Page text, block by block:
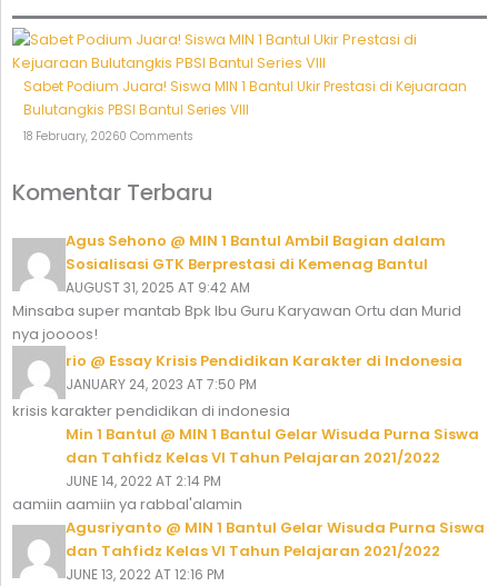
Sabet Podium Juara! Siswa MIN 1 Bantul Ukir Prestasi di Kejuaraan
Bulutangkis PBSI Bantul Series VIII
18 February, 20260 Comments
Komentar Terbaru
Agus Sehono @ MIN 1 Bantul Ambil Bagian dalam
Sosialisasi GTK Berprestasi di Kemenag Bantul
AUGUST 31, 2025 AT 9:42 AM
Minsaba super mantab Bpk Ibu Guru Karyawan Ortu dan Murid
nya joooos!
rio @ Essay Krisis Pendidikan Karakter di Indonesia
JANUARY 24, 2023 AT 7:50 PM
krisis karakter pendidikan di indonesia
Min 1 Bantul @ MIN 1 Bantul Gelar Wisuda Purna Siswa
dan Tahfidz Kelas VI Tahun Pelajaran 2021/2022
JUNE 14, 2022 AT 2:14 PM
aamiin aamiin ya rabbal'alamin
Agusriyanto @ MIN 1 Bantul Gelar Wisuda Purna Siswa
dan Tahfidz Kelas VI Tahun Pelajaran 2021/2022
JUNE 13, 2022 AT 12:16 PM